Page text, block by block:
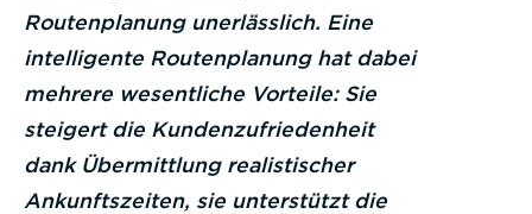
Routenplanung unerlässlich. Eine
intelligente Routenplanung hat dabei
mehrere wesentliche Vorteile: Sie
steigert die Kundenzufriedenheit
dank Übermittlung realistischer
Ankunftszeiten, sie unterstützt die